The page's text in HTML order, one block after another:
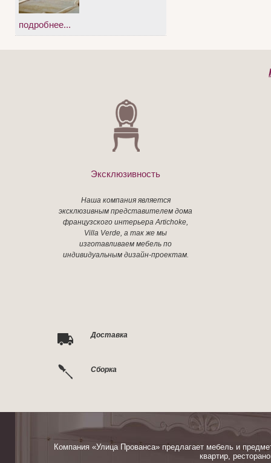
подробнее...
Эксклюзивность
Наша компания является
эксклюзивным представителем дома
французского интерьера Artichoke,
Villa Verde, а так же мы
изготавливаем мебель по
индивидуальным дизайн-проектам.
Доставка
Сборка
Компания «Улица Прованса» предлагает мебель и
квартир,